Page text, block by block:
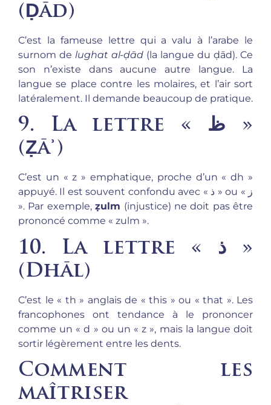
(Ḍād)
C’est la fameuse lettre qui a valu à l’arabe le
surnom de lughat al-ḍād (la langue du ḍād). Ce
son n’existe dans aucune autre langue. La
langue se place contre les molaires, et l’air sort
latéralement. Il demande beaucoup de pratique.
9. La lettre « ظ »
(Ẓāʾ )
C’est un « z » emphatique, proche d’un « dh »
appuyé. Il est souvent confondu avec « ذ » ou « ز
». Par exemple,ẓulm (injustice) ne doit pas être
prononcé comme « zulm ».
10. La lettre « ذ »
(Dhāl)
C’est le « th » anglais de « this » ou « that ». Les
francophones ont tendance à le prononcer
comme un « d » ou un « z », mais la langue doit
sortir légèrement entre les dents.
Comment les
maîtriser